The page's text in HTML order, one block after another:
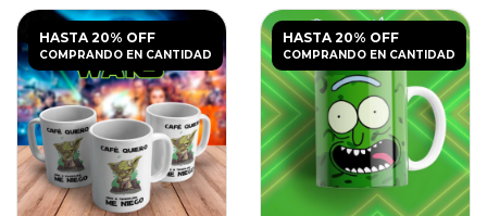
HASTA 20% OFF
COMPRANDO EN CANTIDAD
HASTA 20% OFF
COMPRANDO EN CANTIDAD